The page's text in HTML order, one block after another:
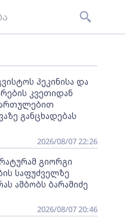
პეკინისა და
კვეთიდან
განცხადებას
2026/08/07 22:26
გიორგი
საფუძველზე
ამბობს ბარამიძე
2026/08/07 20:46